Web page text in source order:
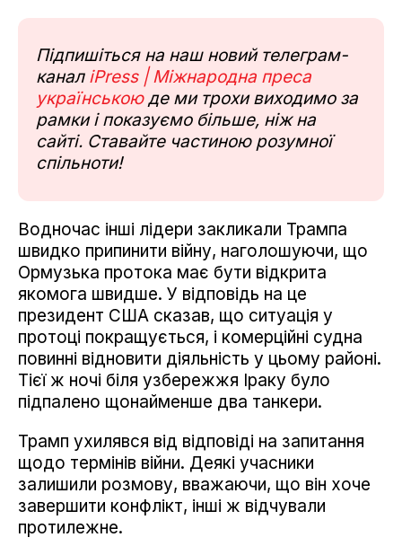
Підпишіться на наш новий телеграм-
канал iPress | Міжнародна преса
українськоюде ми трохи виходимо за
рамки і показуємо більше, ніж на
сайті. Ставайте частиною розумної
спільноти!
Водночас інші лідери закликали Трампа
швидко припинити війну, наголошуючи, що
Ормузька протока має бути відкрита
якомога швидше. У відповідь на це
президент США сказав, що ситуація у
протоці покращується, і комерційні судна
повинні відновити діяльність у цьому районі.
Тієї ж ночі біля узбережжя Іраку було
підпалено щонайменше два танкери.
Трамп ухилявся від відповіді на запитання
щодо термінів війни. Деякі учасники
залишили розмову, вважаючи, що він хоче
завершити конфлікт, інші ж відчували
протилежне.